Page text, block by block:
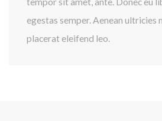
egestas semper. Aenean ultricies
placerat eleifend leo.